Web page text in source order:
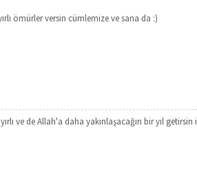
ömürler versin cümlemize ve sana da :)
ve de Allah'a daha yakınlaşacağın bir yıl